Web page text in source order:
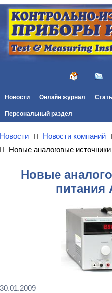
Новости Онлайн журнал
Персональный раздел
Новости Новости компаний
Новые аналоговые
Новые
30.01.2009